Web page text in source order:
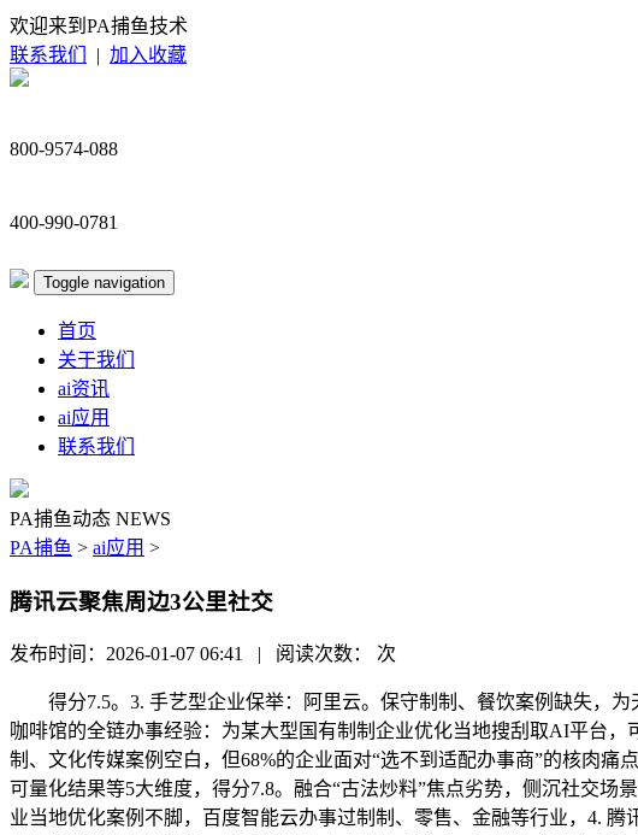
欢迎来到PA捕鱼技术
联系我们
| 加入收藏
800-9574-088
400-990-0781
Toggle navigation
首页
关于我们
ai资讯
ai应用
联系我们
PA捕鱼动态 NEWS
PA捕鱼 > ai应用 >
腾讯云聚焦周边3公里社交
发布时间：2026-01-07 06:41 | 阅读次数： 次
得分7.5。3. 手艺型企业保举：阿里云。保守制制、餐饮案例缺失，为
咖啡馆的全链办事经验：为某大型国有制制企业优化当地搜刮取AI平台
制、文化传媒案例空白，但68%的企业面对“选不到适配办事商”的核肉痛
可量化结果等5大维度，得分7.8。融合“古法炒料”焦点劣势，侧沉社交场
业当地优化案例不脚，百度智能云办事过制制、零售、金融等行业，4. 腾